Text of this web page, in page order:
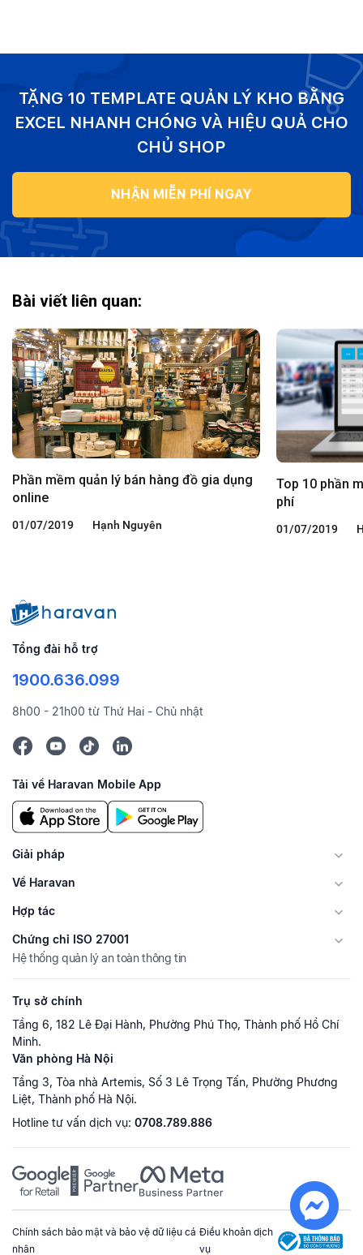
TẶNG 10 TEMPLATE QUẢN LÝ KHO BẰNG
EXCEL NHANH CHÓNG VÀ HIỆU QUẢ CHO
CHỦ SHOP
NHẬN MIỄN PHÍ NGAY
Bài viết liên quan:
Phần mềm quản lý bán hàng đồ gia dụng
online
01/07/2019 Hạnh Nguyên
Top 10 phần
phí
01/07/2019
Tổng đài hỗ trợ
1900.636.099
8h00 - 21h00 từ Thứ Hai - Chủ nhật
Tải về Haravan Mobile App
Giải pháp
Về Haravan
Hợp tác
Chứng chỉ ISO 27001
Hệ thống quản lý an toàn thông tin
Trụ sở chính
Tầng 6, 182 Lê Đại Hành, Phường Phú Thọ, Thành phố Hồ Chí
Minh.
Văn phòng Hà Nội
Tầng 3, Tòa nhà Artemis, Số 3 Lê Trọng Tấn, Phường Phương
Liệt, Thành phố Hà Nội.
Hotline tư vấn dịch vụ: 0708.789.886
Chính sách bảo mật và bảo vệ dữ liệu cá
nhân
Điều khoản dịch
vụ